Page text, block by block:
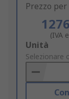
Prezzo
(IVA
Add
to
Basket
Unità
Selezionare